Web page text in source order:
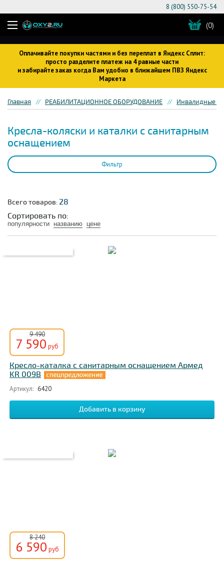
Оплачивайте покупки частями и без переплат в Яндекс Сплит:
просто разделите платеж на 4 равные части
и забирайте заказ когда Вам удобно в ближайшем ПВЗ Яндекс
Маркета
8 (800) 550-75-54
(0)
Главная РЕАБИЛИТАЦИОННОЕ ОБОРУДОВАНИЕ Инвалидные
Кресла-коляски и каталки с санитарным
оснащением
Фильтр
Всего товаров:28
Сортировать по:
популярности названию цене
9 490
7 590 руб
Кресло-каталка с санитарным оснащением Армед
KR 009В
Артикул: 6420
8 240
6 590 руб